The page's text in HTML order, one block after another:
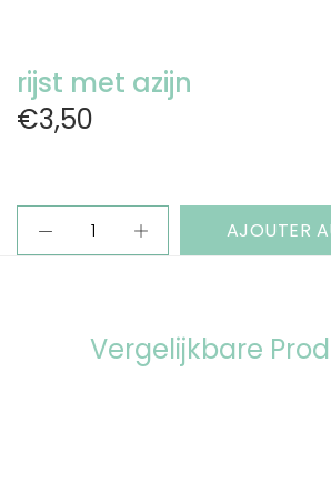
rijst met azijn
€3,50
AJOUTER
Vergelijkbare